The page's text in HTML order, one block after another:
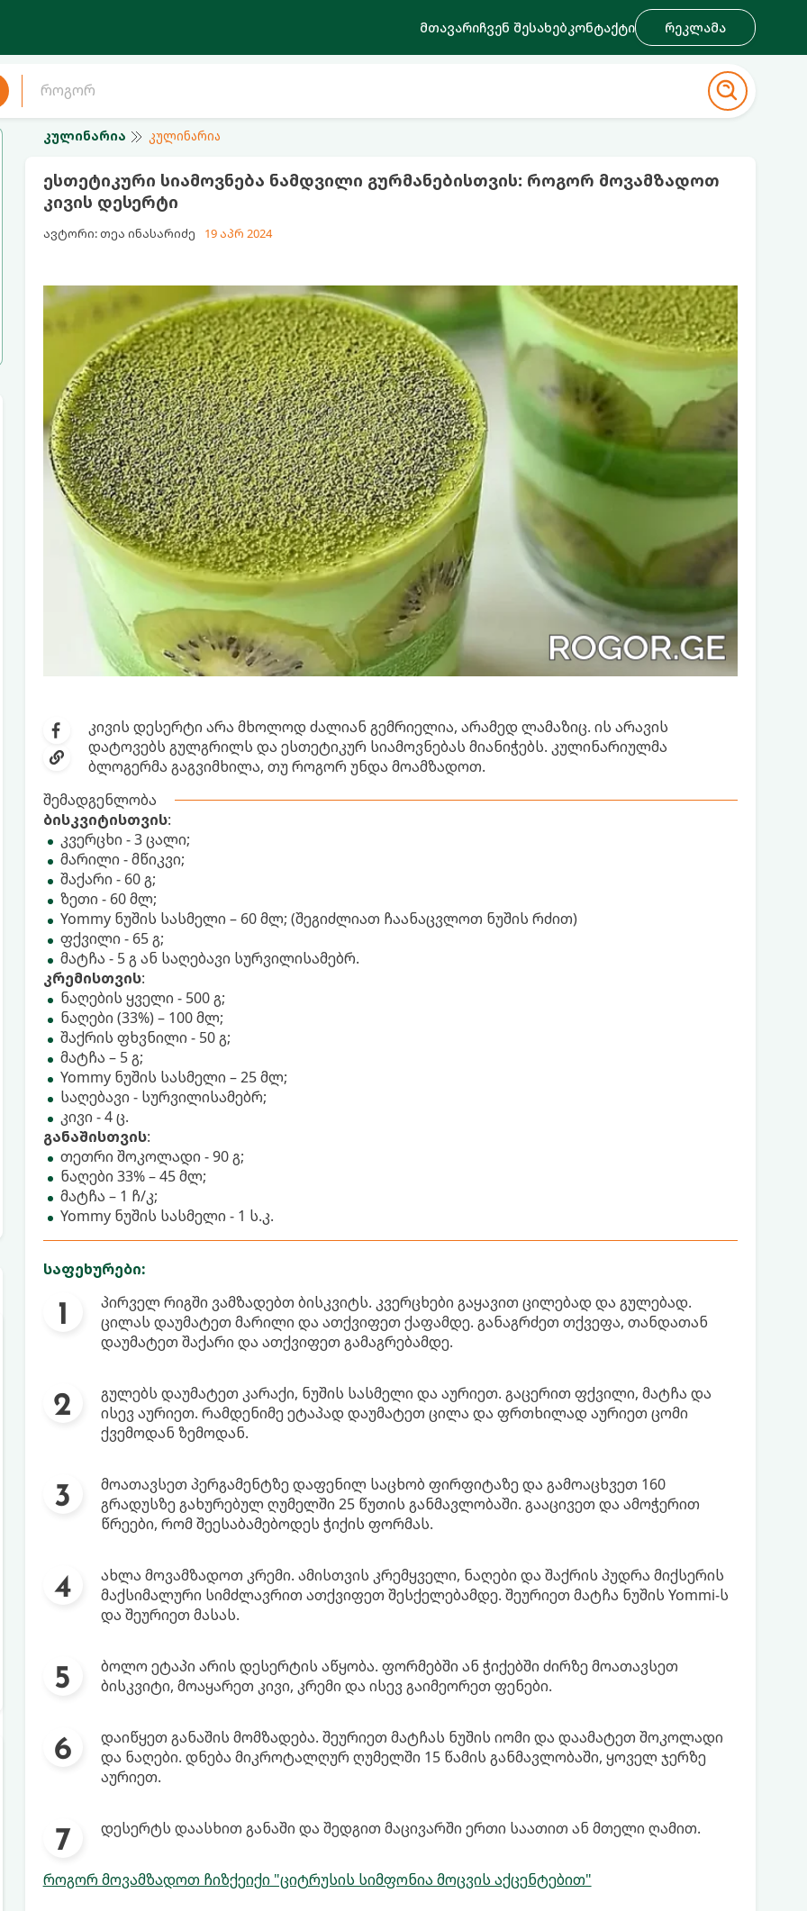
მთავარიჩვენ შესახებკონტაქტი რეკლამა
კულინარია კულინარია
ესთეტიკური სიამოვნება ნამდვილი გურმანებისთვის: როგორ მოვამზადოთ
კივის დესერტი
ავტორი: თეა ინასარიძე 19 აპრ 2024
კივის დესერტი არა მხოლოდ ძალიან გემრიელია, არამედ ლამაზიც. ის არავის
დატოვებს გულგრილს და ესთეტიკურ სიამოვნებას მიანიჭებს. კულინარიულმა
ბლოგერმა გაგვიმხილა, თუ როგორ უნდა მოამზადოთ.
შემადგენლობა
ბისკვიტისთვის:
კვერცხი - 3 ცალი;
მარილი - მწიკვი;
შაქარი - 60 გ;
ზეთი - 60 მლ;
Yommy ნუშის სასმელი – 60 მლ; (შეგიძლიათ ჩაანაცვლოთ ნუშის რძით)
ფქვილი - 65 გ;
მატჩა - 5 გ ან საღებავი სურვილისამებრ.
კრემისთვის:
ნაღების ყველი - 500 გ;
ნაღები (33%) – 100 მლ;
შაქრის ფხვნილი - 50 გ;
მატჩა – 5 გ;
Yommy ნუშის სასმელი – 25 მლ;
საღებავი - სურვილისამებრ;
კივი - 4 ც.
განაშისთვის:
თეთრი შოკოლადი - 90 გ;
ნაღები 33% – 45 მლ;
მატჩა – 1 ჩ/კ;
Yommy ნუშის სასმელი - 1 ს.კ.
საფეხურები:
პირველ რიგში ვამზადებთ ბისკვიტს. კვერცხები გაყავით ცილებად და გულებად.
ცილას დაუმატეთ მარილი და ათქვიფეთ ქაფამდე. განაგრძეთ თქვეფა, თანდათან
დაუმატეთ შაქარი და ათქვიფეთ გამაგრებამდე.
გულებს დაუმატეთ კარაქი, ნუშის სასმელი და აურიეთ. გაცერით ფქვილი, მატჩა და
ისევ აურიეთ. რამდენიმე ეტაპად დაუმატეთ ცილა და ფრთხილად აურიეთ ცომი
ქვემოდან ზემოდან.
მოათავსეთ პერგამენტზე დაფენილ საცხობ ფირფიტაზე და გამოაცხვეთ 160
გრადუსზე გახურებულ ღუმელში 25 წუთის განმავლობაში. გააცივეთ და ამოჭერით
წრეები, რომ შეესაბამებოდეს ჭიქის ფორმას.
ახლა მოვამზადოთ კრემი. ამისთვის კრემყველი, ნაღები და შაქრის პუდრა მიქსერის
მაქსიმალური სიმძლავრით ათქვიფეთ შესქელებამდე. შეურიეთ მატჩა ნუშის Yommi-ს
და შეურიეთ მასას.
ბოლო ეტაპი არის დესერტის აწყობა. ფორმებში ან ჭიქებში ძირზე მოათავსეთ
ბისკვიტი, მოაყარეთ კივი, კრემი და ისევ გაიმეორეთ ფენები.
დაიწყეთ განაშის მომზადება. შეურიეთ მატჩას ნუშის იომი და დაამატეთ შოკოლადი
და ნაღები. დნება მიკროტალღურ ღუმელში 15 წამის განმავლობაში, ყოველ ჯერზე
აურიეთ.
დესერტს დაასხით განაში და შედგით მაცივარში ერთი საათით ან მთელი ღამით.
როგორ მოვამზადოთ ჩიზქეიქი "ციტრუსის სიმფონია მოცვის აქცენტებით"